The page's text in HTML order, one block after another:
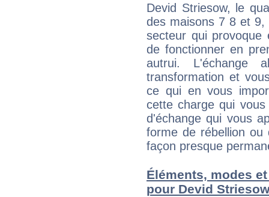
Devid Striesow, le
des maisons 7 8 et
secteur qui provoque
de fonctionner en
autrui. L'échange
transformation et
ce qui en vous
cette charge qui
d'échange qui vous
forme de rébellion ou
façon presque
Éléments, modes
pour Devid Striesow